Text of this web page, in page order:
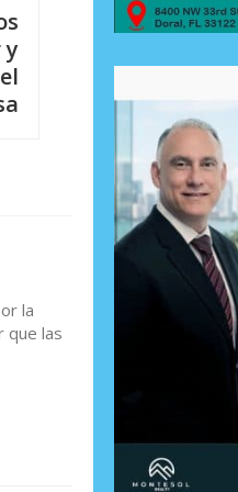
y
la
que las